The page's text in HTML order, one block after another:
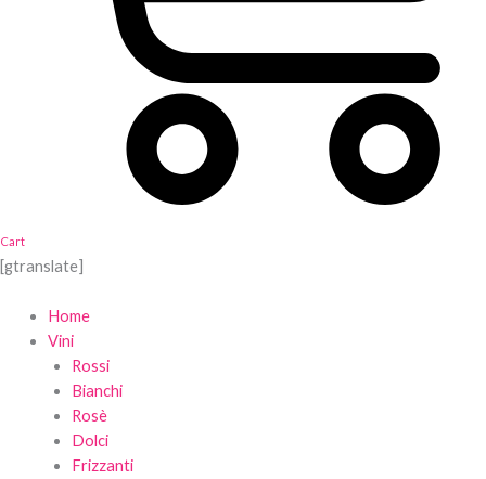
Cart
[gtranslate]
Home
Vini
Rossi
Bianchi
Rosè
Dolci
Frizzanti